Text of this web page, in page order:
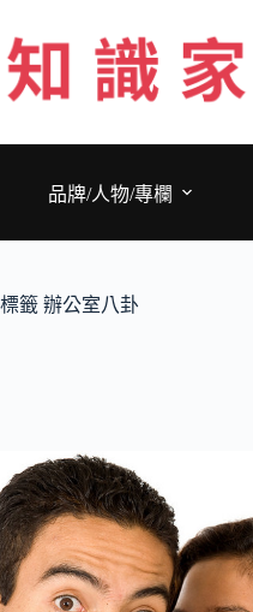
至
主
要
品牌/人物/專欄
標籤 辦公室八卦